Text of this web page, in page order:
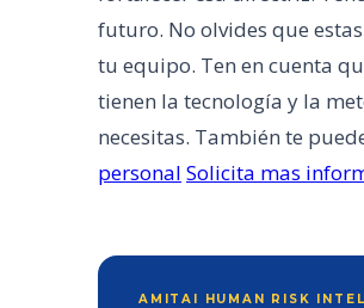
futuro. No olvides que
tu equipo. Ten en cuenta
tienen la tecnología y la
necesitas. También te
personal Solicita mas
AMITAI HUMAN RISK